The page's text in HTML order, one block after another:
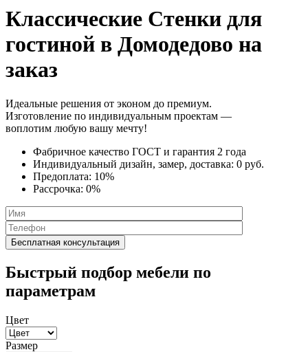
Классические Стенки для
гостиной в Домодедово на
заказ
Идеальные решения от эконом до премиум.
Изготовление по индивидуальным проектам —
воплотим любую вашу мечту!
Фабричное качество ГОСТ и гарантия 2 года
Индивидуальный дизайн, замер, доставка: 0 руб.
Предоплата: 10%
Рассрочка: 0%
Быстрый подбор мебели по
параметрам
Цвет
Размер